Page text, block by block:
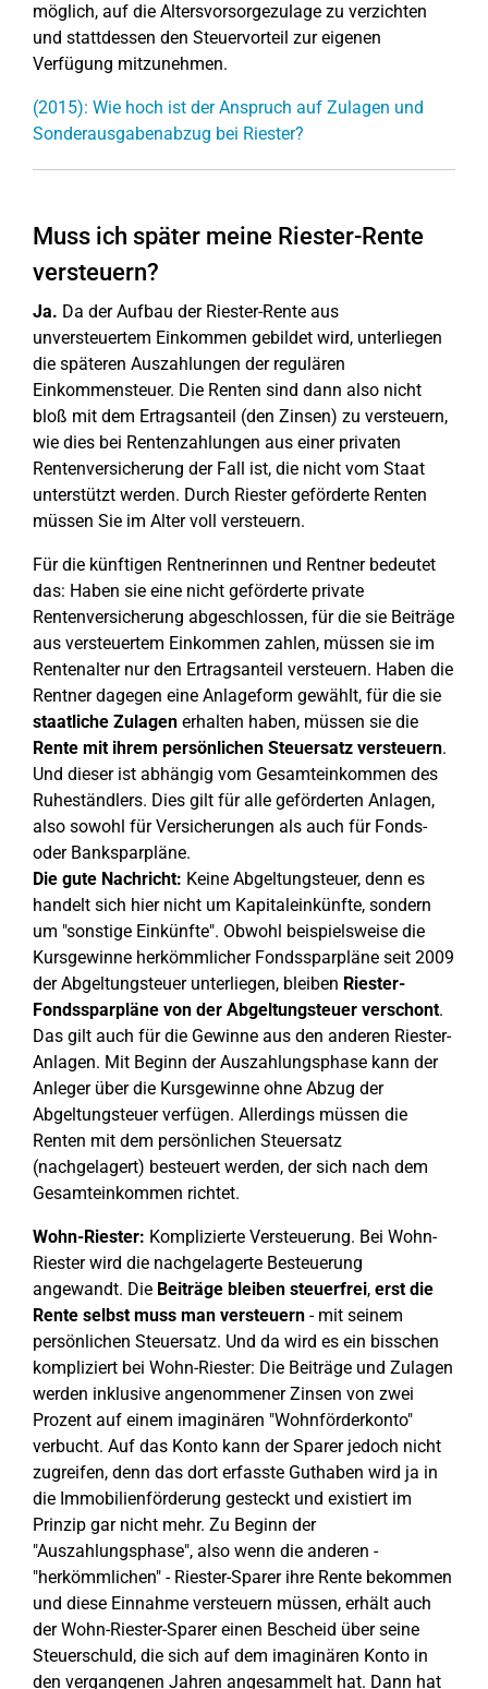
möglich, auf die Altersvorsorgezulage zu verzichten
und stattdessen den Steuervorteil zur eigenen
Verfügung mitzunehmen.
(2015): Wie hoch ist der Anspruch auf Zulagen und
Sonderausgabenabzug bei Riester?
Muss ich später meine Riester-Rente
versteuern?
Ja. Da der Aufbau der Riester-Rente aus
unversteuertem Einkommen gebildet wird, unterliegen
die späteren Auszahlungen der regulären
Einkommensteuer. Die Renten sind dann also nicht
bloß mit dem Ertragsanteil (den Zinsen) zu versteuern,
wie dies bei Rentenzahlungen aus einer privaten
Rentenversicherung der Fall ist, die nicht vom Staat
unterstützt werden. Durch Riester geförderte Renten
müssen Sie im Alter voll versteuern.
Für die künftigen Rentnerinnen und Rentner bedeutet
das: Haben sie eine nicht geförderte private
Rentenversicherung abgeschlossen, für die sie Beiträge
aus versteuertem Einkommen zahlen, müssen sie im
Rentenalter nur den Ertragsanteil versteuern. Haben die
Rentner dagegen eine Anlageform gewählt, für die sie
staatliche Zulagen erhalten haben, müssen sie die
Rente mit ihrem persönlichen Steuersatz versteuern.
Und dieser ist abhängig vom Gesamteinkommen des
Ruheständlers. Dies gilt für alle geförderten Anlagen,
also sowohl für Versicherungen als auch für Fonds-
oder Banksparpläne.
Die gute Nachricht: Keine Abgeltungsteuer, denn es
handelt sich hier nicht um Kapitaleinkünfte, sondern
um "sonstige Einkünfte". Obwohl beispielsweise die
Kursgewinne herkömmlicher Fondssparpläne seit 2009
der Abgeltungsteuer unterliegen, bleiben Riester-
Fondssparpläne von der Abgeltungsteuer verschont.
Das gilt auch für die Gewinne aus den anderen Riester-
Anlagen. Mit Beginn der Auszahlungsphase kann der
Anleger über die Kursgewinne ohne Abzug der
Abgeltungsteuer verfügen. Allerdings müssen die
Renten mit dem persönlichen Steuersatz
(nachgelagert) besteuert werden, der sich nach dem
Gesamteinkommen richtet.
Wohn-Riester: Komplizierte Versteuerung. Bei Wohn-
Riester wird die nachgelagerte Besteuerung
angewandt. Die Beiträge bleiben steuerfrei, erst die
Rente selbst muss man versteuern - mit seinem
persönlichen Steuersatz. Und da wird es ein bisschen
kompliziert bei Wohn-Riester: Die Beiträge und Zulagen
werden inklusive angenommener Zinsen von zwei
Prozent auf einem imaginären "Wohnförderkonto"
verbucht. Auf das Konto kann der Sparer jedoch nicht
zugreifen, denn das dort erfasste Guthaben wird ja in
die Immobilienförderung gesteckt und existiert im
Prinzip gar nicht mehr. Zu Beginn der
"Auszahlungsphase", also wenn die anderen -
"herkömmlichen" - Riester-Sparer ihre Rente bekommen
und diese Einnahme versteuern müssen, erhält auch
der Wohn-Riester-Sparer einen Bescheid über seine
Steuerschuld, die sich auf dem imaginären Konto in
den vergangenen Jahren angesammelt hat. Dann hat